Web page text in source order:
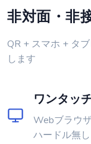
非対面・非
QR + スマホ + タ
します
ワンタッ
Webブラウ
ハードル無し